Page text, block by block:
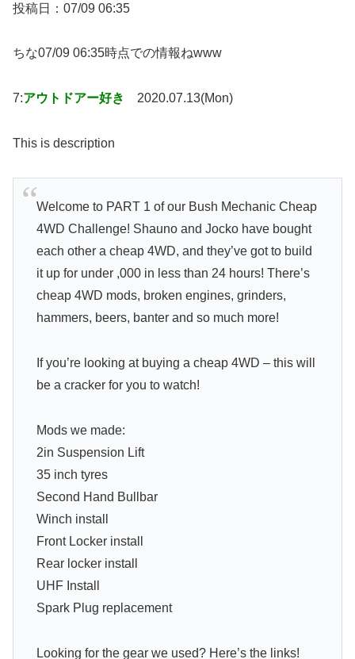
投稿日：07/09 06:35
ちな07/09 06:35時点での情報ねwww
7:アウトドアー好き 2020.07.13(Mon)
This is description
Welcome to PART 1 of our Bush Mechanic Cheap
4WD Challenge! Shauno and Jocko have bought
each other a cheap 4WD, and they’ve got to build
it up for under ,000 in less than 24 hours! There’s
cheap 4WD mods, broken engines, grinders,
hammers, beers, banter and so much more!
If you’re looking at buying a cheap 4WD – this will
be a cracker for you to watch!
Mods we made:
2in Suspension Lift
35 inch tyres
Second Hand Bullbar
Winch install
Front Locker install
Rear locker install
UHF Install
Spark Plug replacement
Looking for the gear we used? Here’s the links!